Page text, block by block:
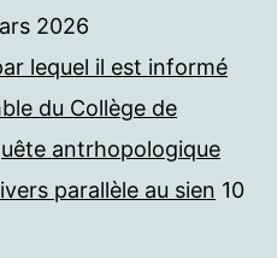
2026
lequel il est informé
du Collège de
antrhopologique
parallèle au sien 10